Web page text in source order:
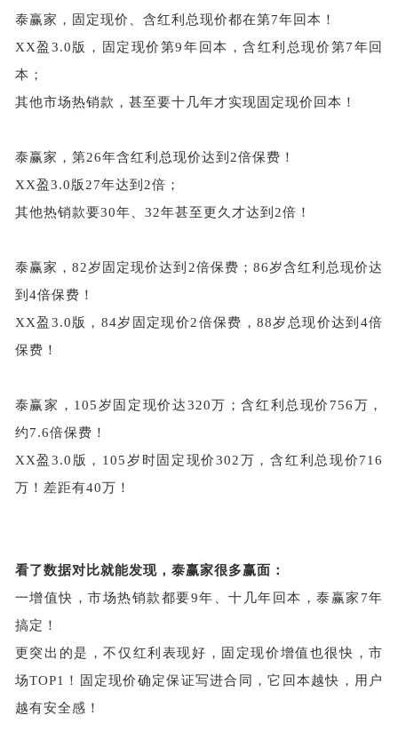
泰赢家，固定现价、含红利总现价都在第7年回本！
XX盈3.0版，固定现价第9年回本，含红利总现价第7年回
本；
其他市场热销款，甚至要十几年才实现固定现价回本！
泰赢家，第26年含红利总现价达到2倍保费！
XX盈3.0版27年达到2倍；
其他热销款要30年、32年甚至更久才达到2倍！
泰赢家， 82岁固定现价达到2倍保费；86岁含红利总现价达
到4倍保费！
XX盈3.0版，84岁固定现价2倍保费，88岁总现价达到4倍
保费！
泰赢家， 105岁固定现价达320万；含红利总现价756万，
约7.6倍保费！
XX盈3.0版，105岁时固定现价302万，含红利总现价716
万！差距有40万！
看了数据对比就能发现，泰赢家很多赢面：
一增值快，市场热销款都要9年、十几年回本，泰赢家7年
搞定！
更突出的是，不仅红利表现好，固定现价增值也很快，市
场TOP1！固定现价确定保证写进合同，它回本越快，用户
越有安全感！